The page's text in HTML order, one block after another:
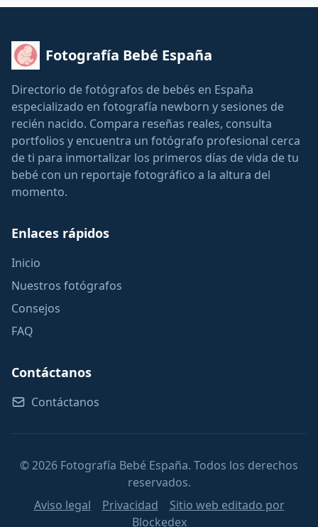
Fotografía Bebé España
Directorio de fotógrafos de bebés en España
especializado en fotografía newborn y sesiones de
recién nacido. Compara reseñas reales, consulta
portfolios y encuentra un fotógrafo profesional cerca
de ti para inmortalizar los primeros días de vida de tu
bebé con un reportaje fotográfico a la altura del
momento.
Enlaces rápidos
Inicio
Nuestros fotógrafos
Consejos
FAQ
Contáctanos
Contáctanos
© 2026 Fotografía Bebé España. Todos los derechos
reservados.
Aviso legal
Privacidad
Sitio web editado por
Blockedex